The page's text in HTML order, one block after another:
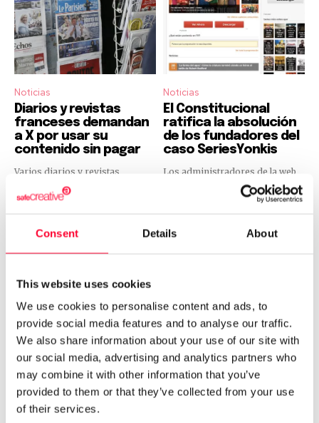
Consent Details About
This website uses cookies
We use cookies to personalise content and ads, to
provide social media features and to analyse our traffic.
We also share information about your use of our site with
our social media, advertising and analytics partners who
may combine it with other information that you’ve
provided to them or that they’ve collected from your use
of their services.
Noticias
Diarios y revistas
franceses demandan
a X por usar su
contenido sin pagar
Varios diarios y revistas
franceses de renombre acusan a
X de usar sus contenidos sin
derechos afines.
Noticias
El Constitucional
ratifica la absolución
de los fundadores del
caso SeriesYonkis
Los administradores de la web
de descargas SeriesYonkis no
tendrán que pagar la
solicitaba.
Noticias
UMG demanda a
Noticias